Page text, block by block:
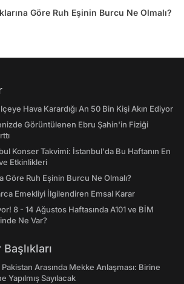
Göre Ruh Eşinin Burcu Ne Olmalı?
Hava Karardığı An 50 Bin Kişi Akın Ediyor
Görüntülenen Ebru Şahin'in Fiziği
Konser Takvimi: İstanbul'da Bu Haftanın En
Etkinlikleri
Göre Ruh Eşinin Burcu Ne Olmalı?
Emekliyi İlgilendiren Emsal Karar
8 - 14 Ağustos Haftasında A101 ve BİM
Ne Var?
Arasında Mekke Anlaşması: Birine
Yapılmış Sayılacak